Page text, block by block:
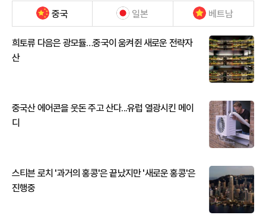
중국 일본 베트남
희토류 다음은 광모듈…중국이 움켜쥔 새로운 전략자
산
중국산 에어콘을 웃돈 주고 산다...유럽 열광시킨 메이
디
스티븐 로치 '과거의 홍콩'은 끝났지만 '새로운 홍콩'은
진행중